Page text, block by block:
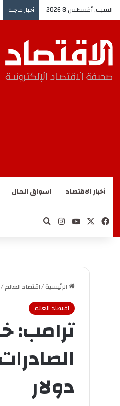
السبت, أغسطس 8 2026 أخبار عاجلة
أخبار الاقتصاد اسواق المال
فيسبوك ‫YouTubeانستقرام
الرئيسية/اقتصاد العالم/
اقتصاد العالم
دولار